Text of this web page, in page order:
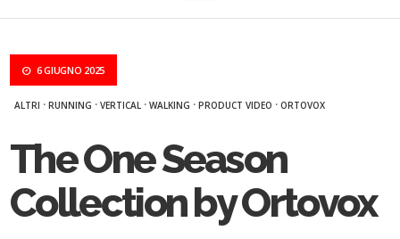
6 GIUGNO 2025
ALTRI ·RUNNING ·VERTICAL ·WALKING ·PRODUCT VIDEO ·ORTOVOX
The One Season
Collection by Ortovox